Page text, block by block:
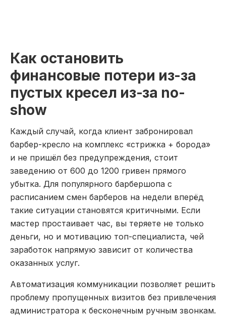
Как остановить
финансовые потери из-за
пустых кресел из-за no-
show
Каждый случай, когда клиент забронировал
барбер-кресло на комплекс «стрижка + борода»
и не пришёл без предупреждения, стоит
заведению от 600 до 1200 гривен прямого
убытка. Для популярного барбершопа с
расписанием смен барберов на недели вперёд
такие ситуации становятся критичными. Если
мастер простаивает час, вы теряете не только
деньги, но и мотивацию топ-специалиста, чей
заработок напрямую зависит от количества
оказанных услуг.
Автоматизация коммуникации позволяет решить
проблему пропущенных визитов без привлечения
администратора к бесконечным ручным звонкам.